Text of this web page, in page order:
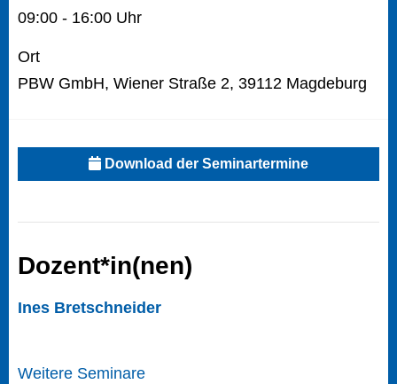
09:00 - 16:00 Uhr
Ort
PBW GmbH, Wiener Straße 2, 39112 Magdeburg
Download der Seminartermine
Dozent*in(nen)
Ines Bretschneider
Weitere Seminare